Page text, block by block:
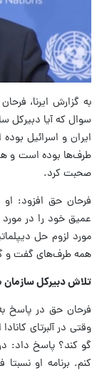
به گزارش ایرنا،
سوال که آیا
ایران و اسرائیل
طرف‌ها بوده است و
صحبت کرد.
فرحان حق افزود:
عمیق خود را در
مورد لزوم حل
همه طرف‌های گفت و
تلاش دبیرکل سازمان
فرحان حق در پاسخ
وقتی در آلبرتای
گو کند؟ پاسخ داد:
کنم. برنامه او